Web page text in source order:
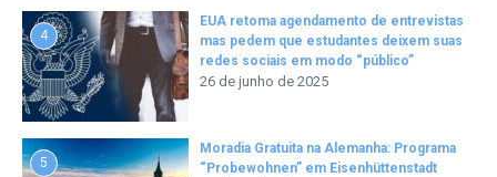
4
EUA retoma agendamento de entrevistas
mas pedem que estudantes deixem suas
redes sociais em modo “público”
26 de junho de 2025
5
Moradia Gratuita na Alemanha: Programa
“Probewohnen” em Eisenhüttenstadt